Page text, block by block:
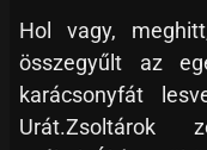
Hol vagy,
összegyűlt az
karácsonyfát